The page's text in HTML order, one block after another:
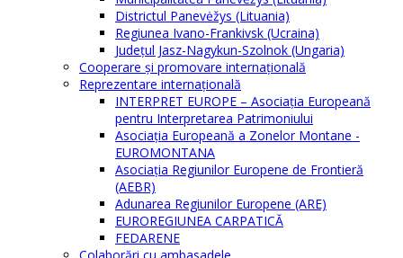
Districtul Panevėžys (Lituania)
Regiunea Ivano-Frankivsk (Ucraina)
Judeţul Jasz-Nagykun-Szolnok (Ungaria)
Cooperare şi promovare internaţională
Reprezentare internaţională
INTERPRET EUROPE – Asociația Europeană
pentru Interpretarea Patrimoniului
Asociația Europeană a Zonelor Montane -
EUROMONTANA
Asociația Regiunilor Europene de Frontieră
(AEBR)
Adunarea Regiunilor Europene (ARE)
EUROREGIUNEA CARPATICĂ
FEDARENE